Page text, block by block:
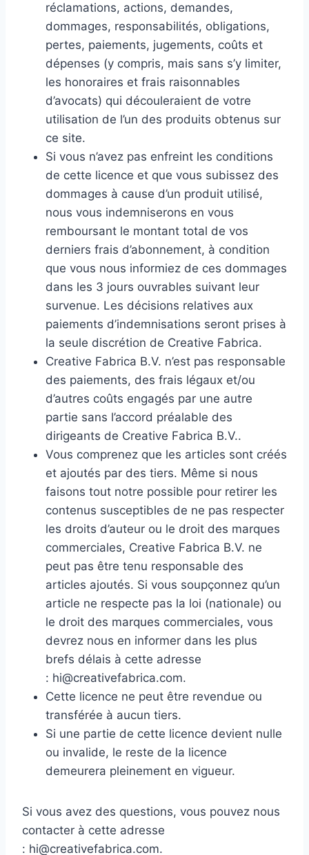
réclamations, actions, demandes,
dommages, responsabilités, obligations,
pertes, paiements, jugements, coûts et
dépenses (y compris, mais sans s’y limiter,
les honoraires et frais raisonnables
d’avocats) qui découleraient de votre
utilisation de l’un des produits obtenus sur
ce site.
Si vous n’avez pas enfreint les conditions
de cette licence et que vous subissez des
dommages à cause d’un produit utilisé,
nous vous indemniserons en vous
remboursant le montant total de vos
derniers frais d’abonnement, à condition
que vous nous informiez de ces dommages
dans les 3 jours ouvrables suivant leur
survenue. Les décisions relatives aux
paiements d’indemnisations seront prises à
la seule discrétion de Creative Fabrica.
Creative Fabrica B.V. n’est pas responsable
des paiements, des frais légaux et/ou
d’autres coûts engagés par une autre
partie sans l’accord préalable des
dirigeants de Creative Fabrica B.V..
Vous comprenez que les articles sont créés
et ajoutés par des tiers. Même si nous
faisons tout notre possible pour retirer les
contenus susceptibles de ne pas respecter
les droits d’auteur ou le droit des marques
commerciales, Creative Fabrica B.V. ne
peut pas être tenu responsable des
articles ajoutés. Si vous soupçonnez qu’un
article ne respecte pas la loi (nationale) ou
le droit des marques commerciales, vous
devrez nous en informer dans les plus
brefs délais à cette adresse
: hi@creativefabrica.com.
Cette licence ne peut être revendue ou
transférée à aucun tiers.
Si une partie de cette licence devient nulle
ou invalide, le reste de la licence
demeurera pleinement en vigueur.
Si vous avez des questions, vous pouvez nous
contacter à cette adresse
: hi@creativefabrica.com.